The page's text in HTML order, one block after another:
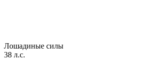
Лошадиные силы
38 л.с.